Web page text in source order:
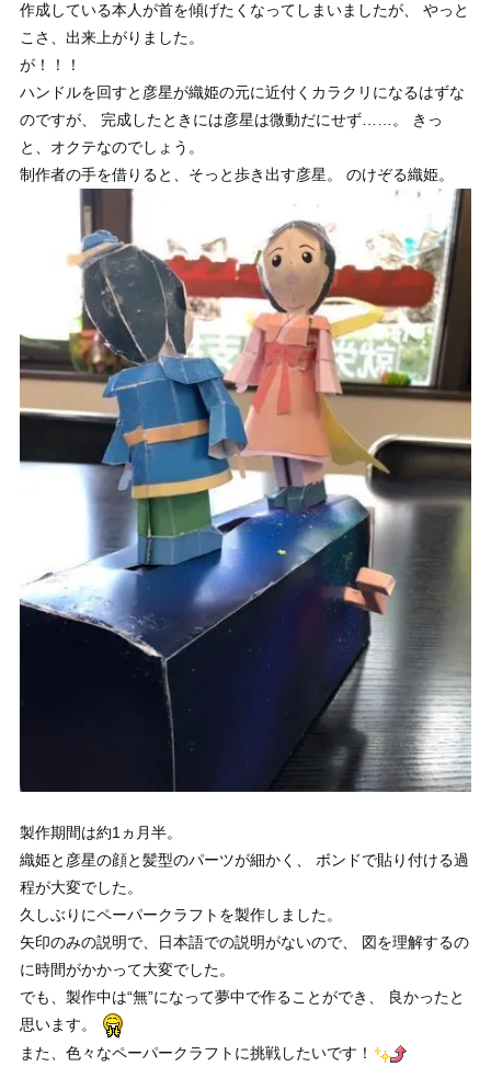
作成している本人が首を傾げたくなってしまいましたが、 やっと
こさ、出来上がりました。
が！！！
ハンドルを回すと彦星が織姫の元に近付くカラクリになるはずな
のですが、 完成したときには彦星は微動だにせず……。 きっ
と、オクテなのでしょう。
制作者の手を借りると、そっと歩き出す彦星。 のけぞる織姫。
製作期間は約1ヵ月半。
織姫と彦星の顔と髪型のパーツが細かく、 ボンドで貼り付ける過
程が大変でした。
久しぶりにペーパークラフトを製作しました。
矢印のみの説明で、日本語での説明がないので、 図を理解するの
に時間がかかって大変でした。
でも、製作中は“無”になって夢中で作ることができ、 良かったと
思います。
また、色々なペーパークラフトに挑戦したいです！